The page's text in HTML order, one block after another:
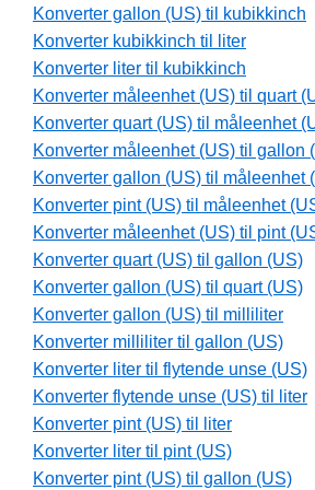
Konverter gallon (US) til kubikkinch
Konverter kubikkinch til liter
Konverter liter til kubikkinch
Konverter måleenhet (US) til quart
Konverter quart (US) til måleenhet
Konverter måleenhet (US) til gallon
Konverter gallon (US) til måleenhet
Konverter pint (US) til måleenhet
Konverter måleenhet (US) til pint
Konverter quart (US) til gallon (US)
Konverter gallon (US) til quart (US)
Konverter gallon (US) til milliliter
Konverter milliliter til gallon (US)
Konverter liter til flytende unse (US)
Konverter flytende unse (US) til liter
Konverter pint (US) til liter
Konverter liter til pint (US)
Konverter pint (US) til gallon (US)